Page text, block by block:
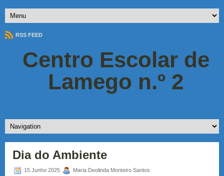
RSS FEED
Centro Escolar de
Lamego n.º 2
Dia do Ambiente
15 Junho 2025 Maria Deolinda Monteiro Santos